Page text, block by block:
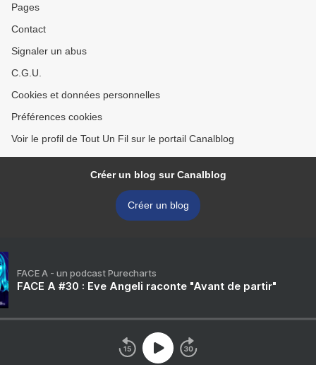
Pages
Contact
Signaler un abus
C.G.U.
Cookies et données personnelles
Préférences cookies
Voir le profil de Tout Un Fil sur le portail Canalblog
Créer un blog sur Canalblog
Créer un blog
FACE A - un podcast Purecharts
FACE A #30 : Eve Angeli raconte "Avant de partir"